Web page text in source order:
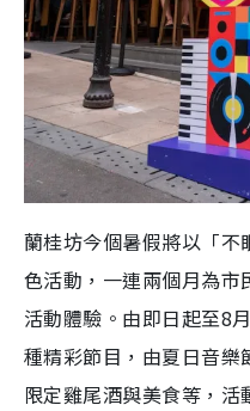
蘭桂坊今個暑假將以「
色活動，一連兩個月為市
活動體驗。由即日起至8
種精彩節目，由夏日音樂
限定雞尾酒與美食等，活